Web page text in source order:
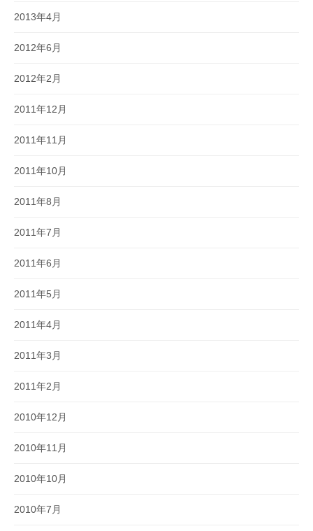
2013年4月
2012年6月
2012年2月
2011年12月
2011年11月
2011年10月
2011年8月
2011年7月
2011年6月
2011年5月
2011年4月
2011年3月
2011年2月
2010年12月
2010年11月
2010年10月
2010年7月